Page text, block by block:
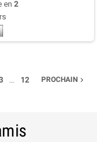
en 2
… 12 PROCHAIN 